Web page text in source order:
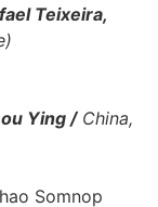
Teixeira,
Ying /China,
Somnop